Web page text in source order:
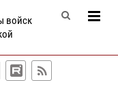
войск